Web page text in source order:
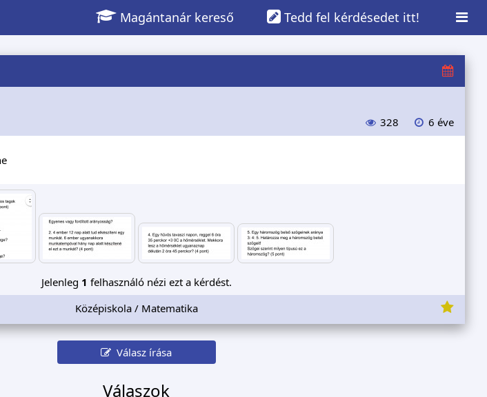
Tedd fel kérdésedet itt!
Magántanár kereső
328 6 éve
Jelenleg 1 felhasználó nézi ezt a kérdést.
Középiskola / Matematika
Válasz írása
Válaszok